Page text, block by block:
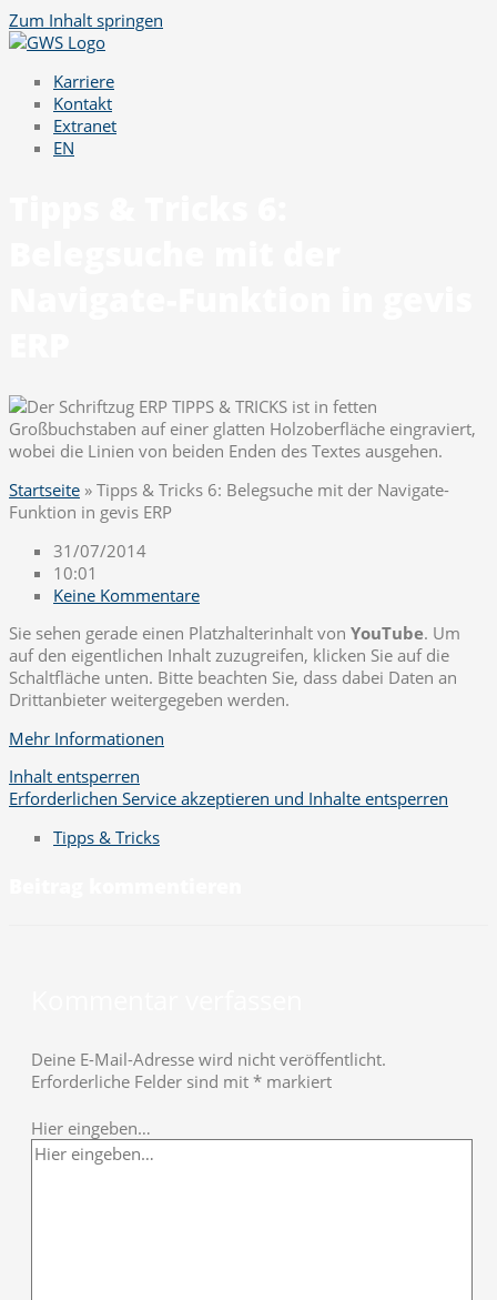
Zum Inhalt springen
Karriere
Kontakt
Extranet
EN
Startseite » Tipps & Tricks 6: Belegsuche mit der Navigate-
Funktion in gevis ERP
31/07/2014
10:01
Keine Kommentare
Sie sehen gerade einen Platzhalterinhalt von YouTube. Um
auf den eigentlichen Inhalt zuzugreifen, klicken Sie auf die
Schaltfläche unten. Bitte beachten Sie, dass dabei Daten an
Drittanbieter weitergegeben werden.
Mehr Informationen
Inhalt entsperren
Erforderlichen Service akzeptieren und Inhalte entsperren
Tipps & Tricks
Deine E-Mail-Adresse wird nicht veröffentlicht.
Erforderliche Felder sind mit * markiert
Hier eingeben…